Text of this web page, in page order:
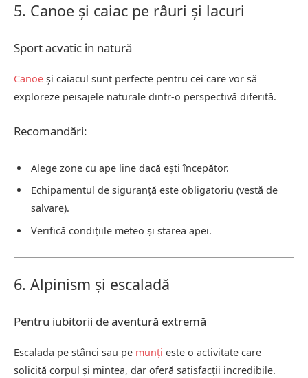
5. Canoe și caiac pe râuri și lacuri
Sport acvatic în natură
Canoe și caiacul sunt perfecte pentru cei care vor să
exploreze peisajele naturale dintr-o perspectivă diferită.
Recomandări:
Alege zone cu ape line dacă ești începător.
Echipamentul de siguranță este obligatoriu (vestă de
salvare).
Verifică condițiile meteo și starea apei.
6. Alpinism și escaladă
Pentru iubitorii de aventură extremă
Escalada pe stânci sau pe munți este o activitate care
solicită corpul și mintea, dar oferă satisfacții incredibile.